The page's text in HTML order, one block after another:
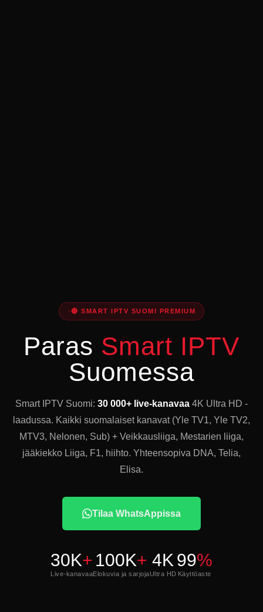
🔴 SMART IPTV SUOMI PREMIUM
Paras Smart IPTV
Suomessa
Smart IPTV Suomi: 30 000+ live-kanavaa 4K Ultra HD -
laadussa. Kaikki suomalaiset kanavat (Yle TV1, Yle TV2,
MTV3, Nelonen, Sub) + Veikkausliiga, Mestarien liiga,
jääkiekko Liiga, F1, hiihto. Yhteensopiva DNA, Telia,
Elisa.
Tilaa WhatsAppissa
30K+
Live-kanavaa
100K+
Elokuvia ja sarjoja
4K
Ultra HD
99%
Käyttöaste